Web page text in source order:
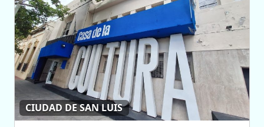
CIUDAD DE SAN LUIS